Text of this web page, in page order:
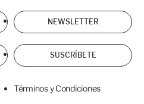
NEWSLETTER
SUSCRÍBETE
Términos y Condiciones